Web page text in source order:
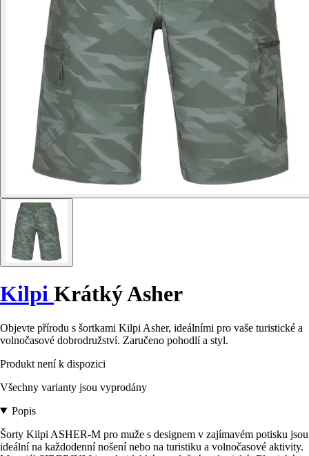
Kilpi Krátký Asher
Objevte přírodu s šortkami Kilpi Asher, ideálními pro vaše turistické a
volnočasové dobrodružství. Zaručeno pohodlí a styl.
Produkt není k dispozici
Všechny varianty jsou vyprodány
Popis
Šorty Kilpi ASHER-M pro muže s designem v zajímavém potisku jsou
ideální na každodenní nošení nebo na turistiku a volnočasové aktivity.